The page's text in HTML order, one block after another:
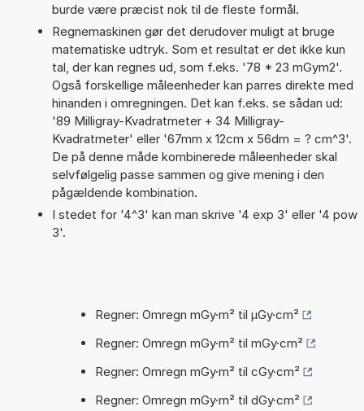
burde være præcist nok til de fleste formål.
Regnemaskinen gør det derudover muligt at bruge
matematiske udtryk. Som et resultat er det ikke kun
tal, der kan regnes ud, som f.eks. '78 * 23 mGym2'.
Også forskellige måleenheder kan parres direkte med
hinanden i omregningen. Det kan f.eks. se sådan ud:
'89 Milligray-Kvadratmeter + 34 Milligray-
Kvadratmeter' eller '67mm x 12cm x 56dm = ? cm^3'.
De på denne måde kombinerede måleenheder skal
selvfølgelig passe sammen og give mening i den
pågældende kombination.
I stedet for '4^3' kan man skrive '4 exp 3' eller '4 pow
3'.
Regner: Omregn mGy·m² til µGy·cm²
Regner: Omregn mGy·m² til mGy·cm²
Regner: Omregn mGy·m² til cGy·cm²
Regner: Omregn mGy·m² til dGy·cm²